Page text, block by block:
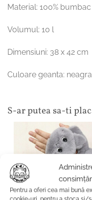
Pentru a oferi cea mai bună
Material: 100% bumbac
Volumul: 10 l
Dimensiuni: 38 x 42 cm
Culoare geanta: neagra
S-ar putea sa-ti